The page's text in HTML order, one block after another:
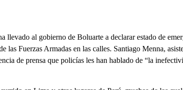
llevado al gobierno de Boluarte a declarar estado de
las Fuerzas Armadas en las calles. Santiago Menna,
de prensa que policías les han hablado de “la